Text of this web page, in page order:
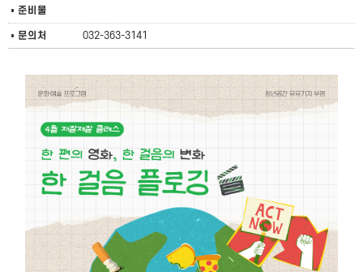
준비물
문의처 032-363-3141